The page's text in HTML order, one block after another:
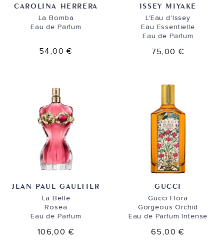
CAROLINA HERRERA
La Bomba
Eau de Parfum
54,00 €
ISSEY MIYAKE
L'Eau d'Issey
Eau Essentielle
Eau de Parfum
75,00 €
JEAN PAUL GAULTIER
La Belle
Rosea
Eau de Parfum
106,00 €
GUCCI
Gucci Flora
Gorgeous Orchid
Eau de Parfum Intense
65,00 €